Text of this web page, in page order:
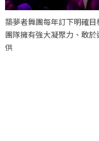
築夢者舞團每年訂下明確
團隊擁有強大凝聚力、敢
供